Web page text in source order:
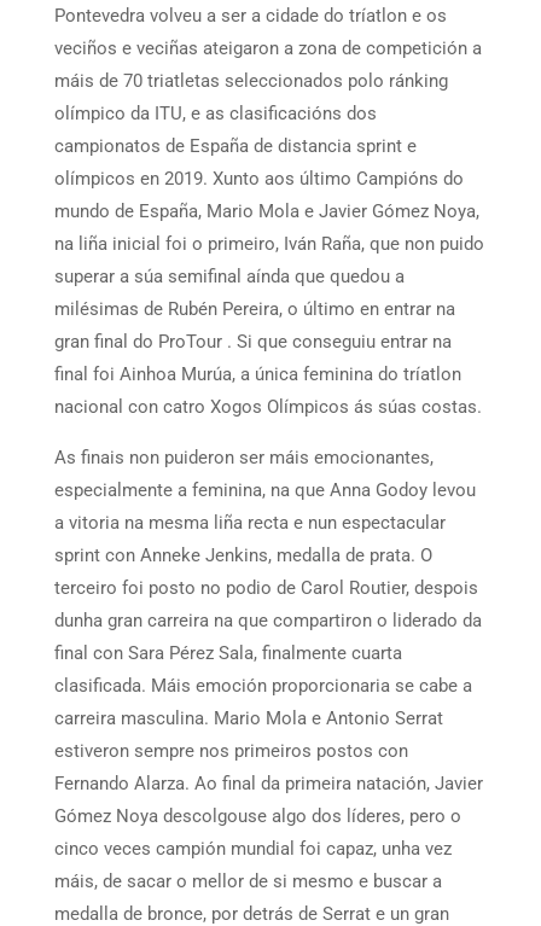
Pontevedra volveu a ser a cidade do tríatlon e os
veciños e veciñas ateigaron a zona de competición a
máis de 70 triatletas seleccionados polo ránking
olímpico da ITU, e as clasificacións dos
campionatos de España de distancia sprint e
olímpicos en 2019. Xunto aos último Campións do
mundo de España, Mario Mola e Javier Gómez Noya,
na liña inicial foi o primeiro, Iván Raña, que non puido
superar a súa semifinal aínda que quedou a
milésimas de Rubén Pereira, o último en entrar na
gran final do ProTour . Si que conseguiu entrar na
final foi Ainhoa ​​Murúa, a única feminina do tríatlon
nacional con catro Xogos Olímpicos ás súas costas.
As finais non puideron ser máis emocionantes,
especialmente a feminina, na que Anna Godoy levou
a vitoria na mesma liña recta e nun espectacular
sprint con Anneke Jenkins, medalla de prata. O
terceiro foi posto no podio de Carol Routier, despois
dunha gran carreira na que compartiron o liderado da
final con Sara Pérez Sala, finalmente cuarta
clasificada. Máis emoción proporcionaria se cabe a
carreira masculina. Mario Mola e Antonio Serrat
estiveron sempre nos primeiros postos con
Fernando Alarza. Ao final da primeira natación, Javier
Gómez Noya descolgouse algo dos líderes, pero o
cinco veces campión mundial foi capaz, unha vez
máis, de sacar o mellor de si mesmo e buscar a
medalla de bronce, por detrás de Serrat e un gran